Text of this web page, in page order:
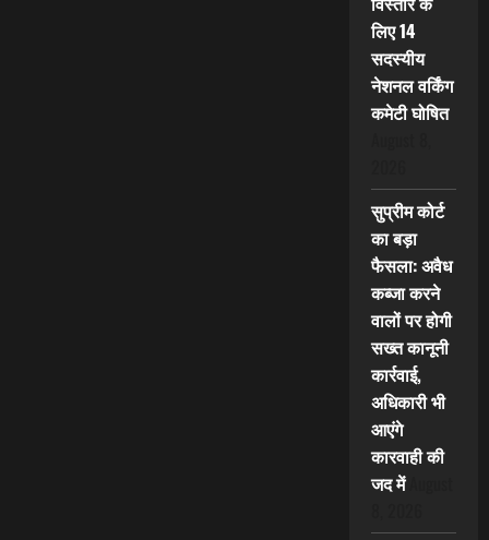
लिए 14
सदस्यीय
नेशनल वर्किंग
कमेटी घोषित
सुप्रीम कोर्ट
का बड़ा
फैसला: अवैध
कब्जा करने
वालों पर होगी
सख्त कानूनी
कार्रवाई,
अधिकारी भी
आएंगे
कारवाही की
जद में